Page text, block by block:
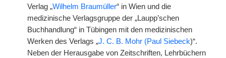
Verlag „Wilhelm Braumüller“ in Wien und die
medizinische Verlagsgruppe der „Laupp’schen
Buchhandlung“ in Tübingen mit den medizinischen
Werken des Verlags „J. C. B. Mohr (Paul Siebeck)“.
Neben der Herausgabe von Zeitschriften, Lehrbüchern